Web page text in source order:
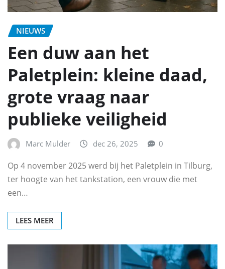
NIEUWS
Een duw aan het
Paletplein: kleine daad,
grote vraag naar
publieke veiligheid
Marc Mulder dec 26, 2025 0
Op 4 november 2025 werd bij het Paletplein in Tilburg,
ter hoogte van het tankstation, een vrouw die met
een…
LEES MEER